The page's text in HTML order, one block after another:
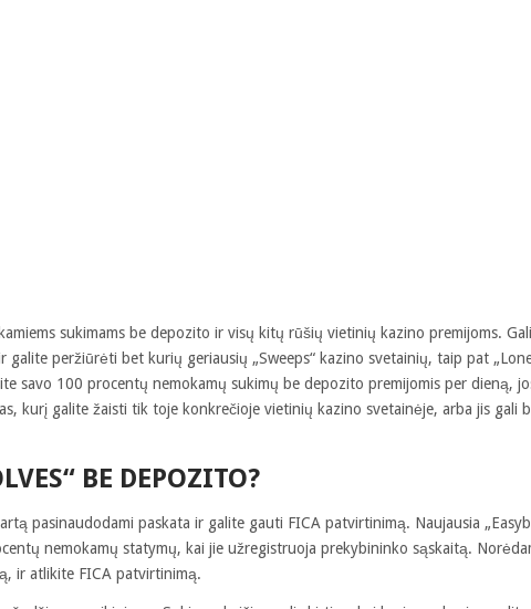
sukimams be depozito ir visų kitų rūšių vietinių kazino premijoms.
peržiūrėti bet kurių geriausių „Sweeps“ kazino svetainių, taip pat
savo 100 procentų nemokamų sukimų be depozito premijomis per dieną,
kurį galite žaisti tik toje konkrečioje vietinių kazino svetainėje, arba jis gali
BE DEPOZITO?
pasinaudodami paskata ir galite gauti FICA patvirtinimą. Naujausia
nemokamų statymų, kai jie užregistruoja prekybininko sąskaitą.
ir atlikite FICA patvirtinimą.